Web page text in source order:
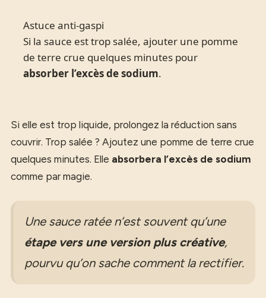
Astuce anti-gaspi
Si la sauce est trop salée, ajouter une pomme
de terre crue quelques minutes pour
absorber l’excès de sodium.
Si elle est trop liquide, prolongez la réduction sans
couvrir. Trop salée ? Ajoutez une pomme de terre crue
quelques minutes. Elle absorbera l’excès de sodium
comme par magie.
Une sauce ratée n’est souvent qu’une
étape vers une version plus créative,
pourvu qu’on sache comment la rectifier.